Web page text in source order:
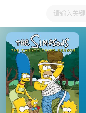
大家在看 日本动漫